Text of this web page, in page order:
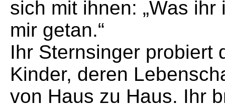
sich mit ihnen: „Was
mir getan.“
Ihr Sternsinger probiert
Kinder, deren
von Haus zu Haus. Ihr